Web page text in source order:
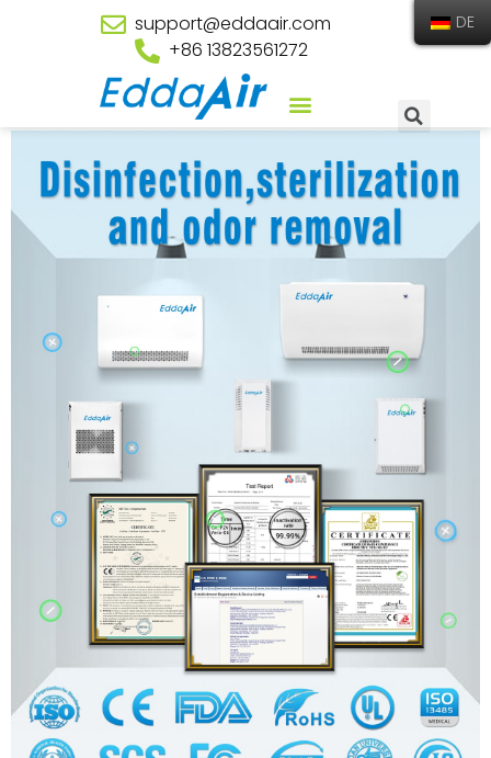
support@eddaair.com
+86 13823561272
DE